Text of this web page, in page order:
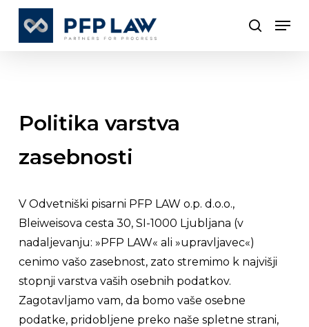
Skip
main
search
Politika varstva
zasebnosti
V Odvetniški pisarni PFP LAW o.p. d.o.o.,
Bleiweisova cesta 30, SI-1000 Ljubljana (v
nadaljevanju: »PFP LAW« ali »upravljavec«)
cenimo vašo zasebnost, zato stremimo k najvišji
stopnji varstva vaših osebnih podatkov.
Zagotavljamo vam, da bomo vaše osebne
podatke, pridobljene preko naše spletne strani,